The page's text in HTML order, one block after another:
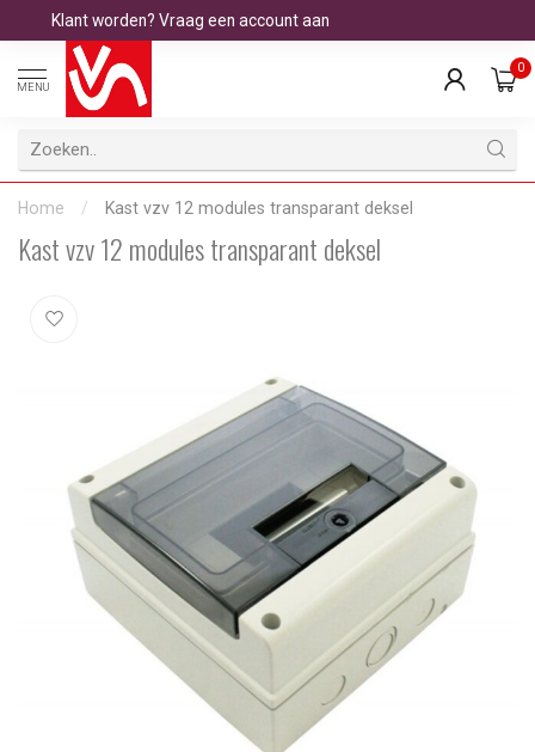
Klant worden? Vraag een account aan
MENU
0
Home / Kast vzv 12 modules transparant deksel
Kast vzv 12 modules transparant deksel